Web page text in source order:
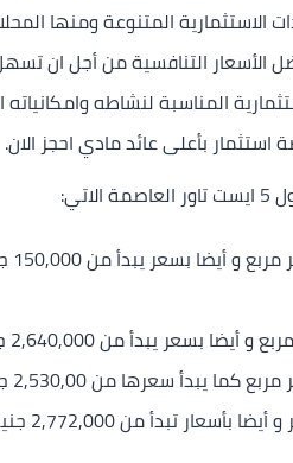
المتنوعة ومنها
الأسعار التنافسية من أجل ان
بأعلى عائد مادي احجز الان.